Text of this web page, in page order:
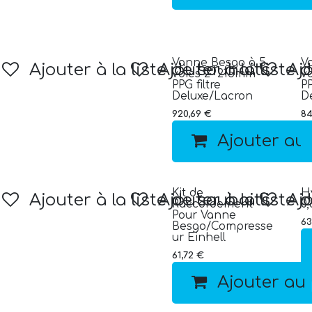
Vanne Besgo à 5
voies 2" 215mm
PPG filtre
Deluxe/Lacron
920,69 €
Ajouter au
Ajouter à la liste de souhaits
Ajouter à la liste
Kit de
Raccordement
Pour Vanne
Besgo/Compresse
ur Einhell
61,72 €
Ajouter au
Ajouter à la liste de souhaits
Ajouter à la liste